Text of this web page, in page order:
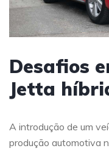
Desafios
Jetta
A introdução de um
produção automotiva